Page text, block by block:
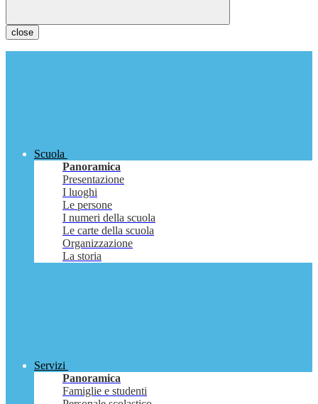
close
Scuola
Panoramica
Presentazione
I luoghi
Le persone
I numeri della scuola
Le carte della scuola
Organizzazione
La storia
Servizi
Panoramica
Famiglie e studenti